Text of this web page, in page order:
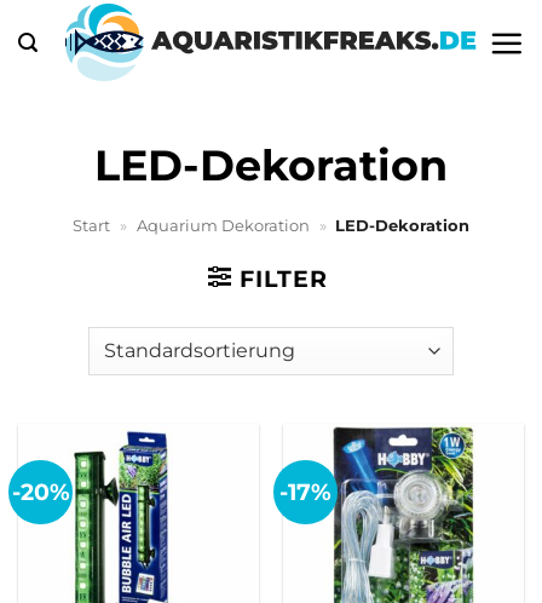
Inhalt
springen
LED-Dekoration
Start » Aquarium Dekoration » LED-Dekoration
FILTER
-20% -17%